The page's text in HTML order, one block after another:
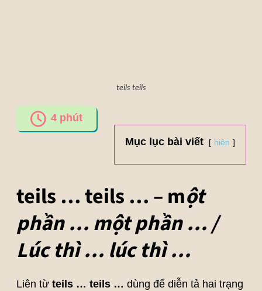
teils teils
4 phút
Mục lục bài viết hiện
teils … teils … – một
phần … một phần … /
Lúc thì … lúc thì …
Liên từ teils … teils … dùng để diễn tả hai trạng